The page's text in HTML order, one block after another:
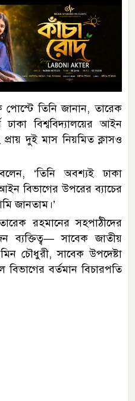
তিনি জানান, তারেক
বিশ্ববিদ্যালয়ের আইন
দুই মাস নিয়মিত ক্লাসও
‘তিনি অবশ্যই ঢাকা
আইন বিভাগের উপরের ব্যাচের
জানতাম।’
রহমানের সহপাঠীদের
ব্যক্তিত্ব— সাবেক জাতীয়
চৌধুরী, সাবেক উপদেষ্টা
বর্তমান বিচারপতি